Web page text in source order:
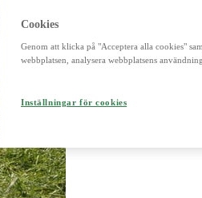
lantbrukare och är norra Europas
Cookies
Genom att klicka på "Acceptera alla cookies"
webbplatsen, analysera webbplatsens
Inställningar för cookies